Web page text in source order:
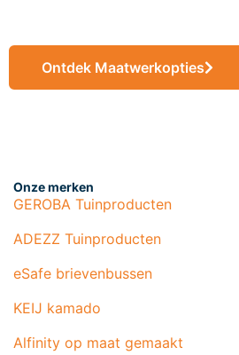
Ontdek Maatwerkopties
Onze merken
GEROBA Tuinproducten
ADEZZ Tuinproducten
eSafe brievenbussen
KEIJ kamado
Alfinity op maat gemaakt